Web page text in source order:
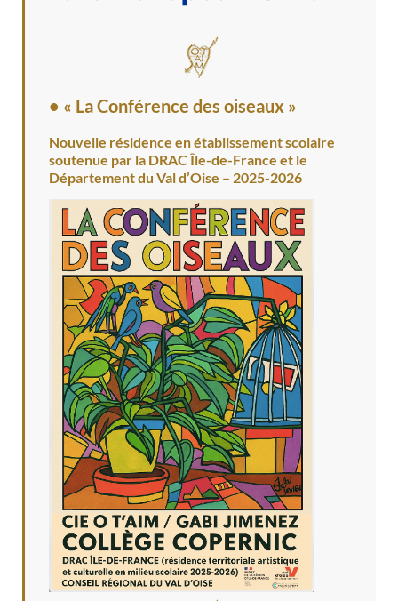
• « La Conférence des oiseaux »
Nouvelle résidence en établissement scolaire
soutenue par la DRAC Île-de-France et le
Département du Val d’Oise – 2025-2026